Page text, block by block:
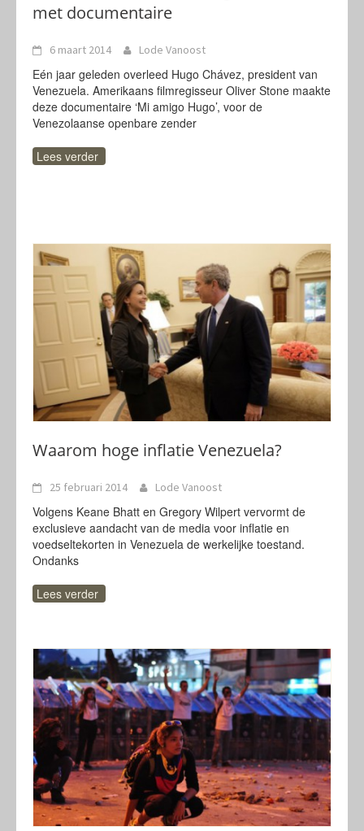
met documentaire
6 maart 2014 Lode Vanoost
Eén jaar geleden overleed Hugo Chávez, president van
Venezuela. Amerikaans filmregisseur Oliver Stone maakte
deze documentaire ‘Mi amigo Hugo’, voor de
Venezolaanse openbare zender
Lees verder
Waarom hoge inflatie Venezuela?
25 februari 2014 Lode Vanoost
Volgens Keane Bhatt en Gregory Wilpert vervormt de
exclusieve aandacht van de media voor inflatie en
voedseltekorten in Venezuela de werkelijke toestand.
Ondanks
Lees verder